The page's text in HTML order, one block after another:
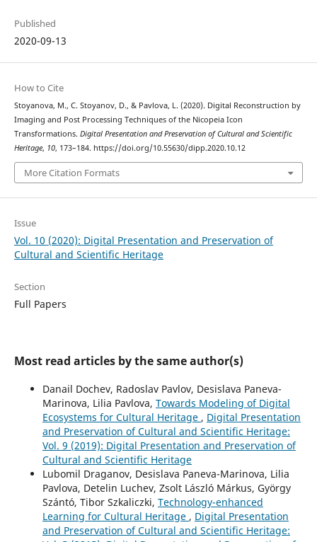
Published
2020-09-13
How to Cite
Stoyanova, M., C. Stoyanov, D., & Pavlova, L. (2020). Digital Reconstruction by
Imaging and Post Processing Techniques of the Nicopeia Icon
Transformations. Digital Presentation and Preservation of Cultural and Scientific
Heritage, 10, 173–184. https://doi.org/10.55630/dipp.2020.10.12
More Citation Formats
Issue
Vol. 10 (2020): Digital Presentation and Preservation of
Cultural and Scientific Heritage
Section
Full Papers
Most read articles by the same author(s)
Danail Dochev, Radoslav Pavlov, Desislava Paneva-
Marinova, Lilia Pavlova, Towards Modeling of Digital
Ecosystems for Cultural Heritage , Digital Presentation
and Preservation of Cultural and Scientific Heritage:
Vol. 9 (2019): Digital Presentation and Preservation of
Cultural and Scientific Heritage
Lubomil Draganov, Desislava Paneva-Marinova, Lilia
Pavlova, Detelin Luchev, Zsolt László Márkus, György
Szántó, Tibor Szkaliczki, Technology-enhanced
Learning for Cultural Heritage , Digital Presentation
and Preservation of Cultural and Scientific Heritage: